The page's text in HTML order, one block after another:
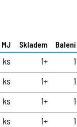
MJ Skladem Balení
ks 1+
1
ks 1+
1
ks 1+
1
ks 1+ 1